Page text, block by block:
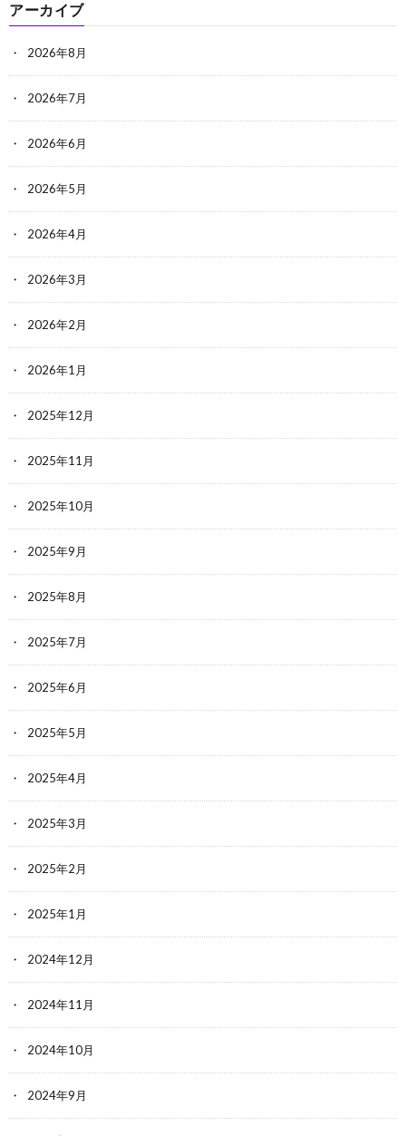
アーカイブ
2026年8月
2026年7月
2026年6月
2026年5月
2026年4月
2026年3月
2026年2月
2026年1月
2025年12月
2025年11月
2025年10月
2025年9月
2025年8月
2025年7月
2025年6月
2025年5月
2025年4月
2025年3月
2025年2月
2025年1月
2024年12月
2024年11月
2024年10月
2024年9月